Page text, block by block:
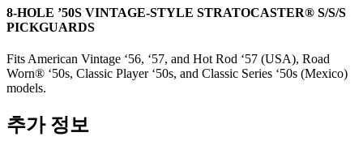
8-HOLE ’50S VINTAGE-STYLE STRATOCASTER® S/S/S
PICKGUARDS
Fits American Vintage ‘56, ‘57, and Hot Rod ‘57 (USA), Road
Worn® ‘50s, Classic Player ‘50s, and Classic Series ‘50s (Mexico)
models.
추가 정보